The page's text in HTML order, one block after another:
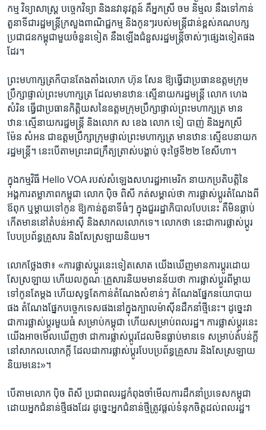
កម្ម ​វិទ្យា​សាស្រ្ត​ បច្ចេក​វិទ្យា ​និង​នវានុវត្តន៍ ​គឺ​អ្នក​ស្រី ​ចម និម្មល​ ​នឹង​ទៅ​កាន់​
តួនាទី​ជារដ្ឋ​មន្ត្រី​ក្រសួង​ពាណិជ្ជ​កម្ម និង​កូនៗ​របស់​មន្រ្តី​ជាន់​ខ្ពស់​គណ​បក្ស​
ប្រជាជន​កម្ពុជា​មួយចំនួន​ទៀត ​នឹង​ឡើង​ជំនួស​រដ្ឋមន្រ្តី​ចាស់ៗផ្សេង​ទៀត​ផង​
ដែរ។​
ព្រះ​មហា​ក្សត្រ​ក៏​បាន​តែង​តាំង​លោក ​ហ៊ុន សែន ​ឱ្យ​ធ្វើ​ជា​ប្រធានឧត្តម​ក្រុម​
ប្រឹក្សា​ផ្ទាល់​ព្រះ​មហា​ក្សត្រ ​ដែល​មាន​ឋានៈ​ស្មើ​នាយក​រដ្ឋមន្ត្រី លោក ​ហេង
សំរិន ​ធ្វើ​ជា​ប្រធាន​កិត្តិយស​នៃ​ឧត្តម​ក្រុមប្រឹក្សា​ផ្ទាល់​ព្រះ​មហា​ក្សត្រ ​មាន​
ឋានៈ​ស្មើ​នាយក​រដ្ឋមន្ត្រី ​និងលោក ​ស ខេង​ លោក ​ទៀ បាញ់ ​និង​អ្នកស្រី ​
ម៉ែន សំអន ​ជា​ឧត្តម​ប្រឹក្សា​ក្រុម​ផ្ទាល់​ព្រះ​មហា​ក្សត្រ ​មាន​ឋានៈស្មើ​ឧប​នាយក​
រដ្ឋ​មន្ត្រី។ ​នេះ​បើ​តាម​ព្រះ​រាជ​ក្រឹត្យ​ត្រាស់​បង្គាប់ ​ចុះថ្ងៃ​ទី២២ ​ខែ​សីហា។​
ក្នុង​កម្មវិធី ​Hello VOA ​របស់​សំឡេង​សហ​រដ្ឋ​អាមេរិក​ ​នាយក​ប្រតិបត្តិ​នៃ​
អង្គការ​តម្លាភាព​កម្ពុជា​ លោក​ ប៉ិច ពិសី កត់​សម្គាល់​ថា​ ការ​ផ្លាស់​ប្តូរតំណែង​ពី​
ឪពុក​ ឬម្តាយ​ទៅ​កូន ​ឱ្យ​កាន់​តួនាទី​ធំៗ​ ក្នុងជួរ​រដ្ឋាភិបាល​បែប​នេះ ​គឺមិន​ធ្លាប់​
កើត​មាននៅតំបន់​អាស៊ី​ និង​សាកល​លោក​ទេ។ ​លោក​ថា ​នេះ​ជាការ​ផ្លាស់​ប្តូរ​
បែប​ប្រព័ន្ធ​គ្រួសារ​ និង​សែស្រឡាយ​និយម។ ​
​លោក​ថ្លែង​ថា៖ ​«ការ​ផ្លាស់​ប្តូរ​នេះ​ទៀត​សោត ​យើង​ឃើញ​មាន​ការ​ប្តូរ​ដោយ​
សែ​ស្រឡាយ ​ហើយ​លក្ខណៈ​គ្រួសារនិយម​មាន​ន័យ​ថា ​ការ​ផ្លាស់​ប្តូរ​ពី​ម្តាយ​
ទៅ​កូន​តែ​ម្តង ​ហើយ​សុទ្ធតែកាន់​តំណែង​សំខាន់ៗ​ តំណែង​ផ្នែក​នយោបាយ​
ផង​ តំណែង​ផ្នែក​បច្ចេកទេស​ផង​នៅក្នុង​ក្បាល​ម៉ាស៊ីន​ដឹក​នាំ​ថ្មី​នេះ។ ​ដូច្នេះ​វា​
ជា​ការ​ផ្លាស់ប្តូរ​មួយ​ធំ​ សម្រាប់​កម្ពុជា ​ហើយ​សម្រាប់​ពលរដ្ឋ។ ​ការ​ផ្លាស់​ប្តូរ​នេះ
​យើងអាច​មើល​ឃើញ​ថា ​ជា​ការ​ផ្លាស់ប្តូរ​ដែល​មិនធ្លាប់​មាន​ទេ ​សម្រាប់​តំបន់​ក្តី​
នៅ​សាកល​លោក​ក្តី ​ដែល​ជា​ការ​ផ្លាស់​ប្តូរ​បែប​ប្រព័ន្ធ​គ្រួសារ​ និង​សែស្រឡាយ​
និយម​នេះ»។
​បើ​តាម​លោក​ ប៉ិច ពិសី ​ប្រជា​ពលរដ្ឋកំពុង​ចាំ​មើល​ការ​ដឹក​នាំ​ប្រទេស​កម្ពុជា
ដោយ​អ្នក​ជំនាន់​ថ្មី​ផង​ដែរ​ ដូច្នេះ​អ្នក​ជំនាន់​ថ្មី​ត្រូវ​ផ្តល់​ទំនុក​ចិត្ត​ដល់​ពលរដ្ឋ។